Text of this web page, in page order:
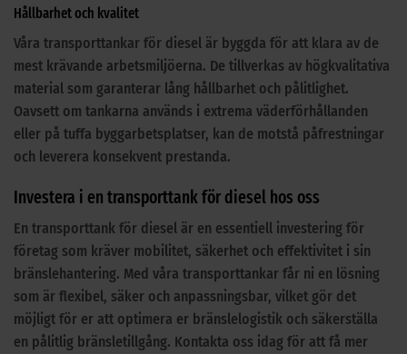
Hållbarhet och kvalitet
Våra transporttankar för diesel är byggda för att klara av de
mest krävande arbetsmiljöerna. De tillverkas av högkvalitativa
material som garanterar lång hållbarhet och pålitlighet.
Oavsett om tankarna används i extrema väderförhållanden
eller på tuffa byggarbetsplatser, kan de motstå påfrestningar
och leverera konsekvent prestanda.
Investera i en transporttank för diesel hos oss
En transporttank för diesel är en essentiell investering för
företag som kräver mobilitet, säkerhet och effektivitet i sin
bränslehantering. Med våra transporttankar får ni en lösning
som är flexibel, säker och anpassningsbar, vilket gör det
möjligt för er att optimera er bränslelogistik och säkerställa
en pålitlig bränsletillgång. Kontakta oss idag för att få mer